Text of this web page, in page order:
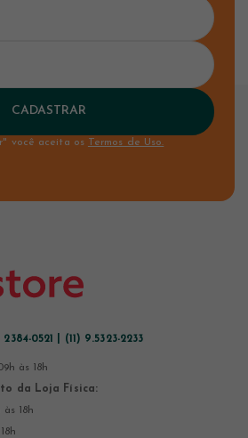
CADASTRAR
você aceita os Termos de Uso.
2384-0521 | (11) 9.5323-2233
às 18h
da Loja Física:
18h